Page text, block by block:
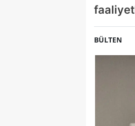
BÜLTEN